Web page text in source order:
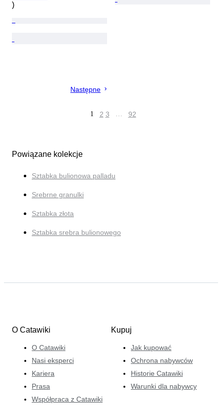
)
Następne
1 2 3 … 92
Powiązane kolekcje
Sztabka bulionowa palladu
Srebrne granulki
Sztabka złota
Sztabka srebra bulionowego
O Catawiki
O Catawiki
Nasi eksperci
Kariera
Prasa
Współpraca z Catawiki
Kupuj
Jak kupować
Ochrona nabywców
Historie Catawiki
Warunki dla nabywcy